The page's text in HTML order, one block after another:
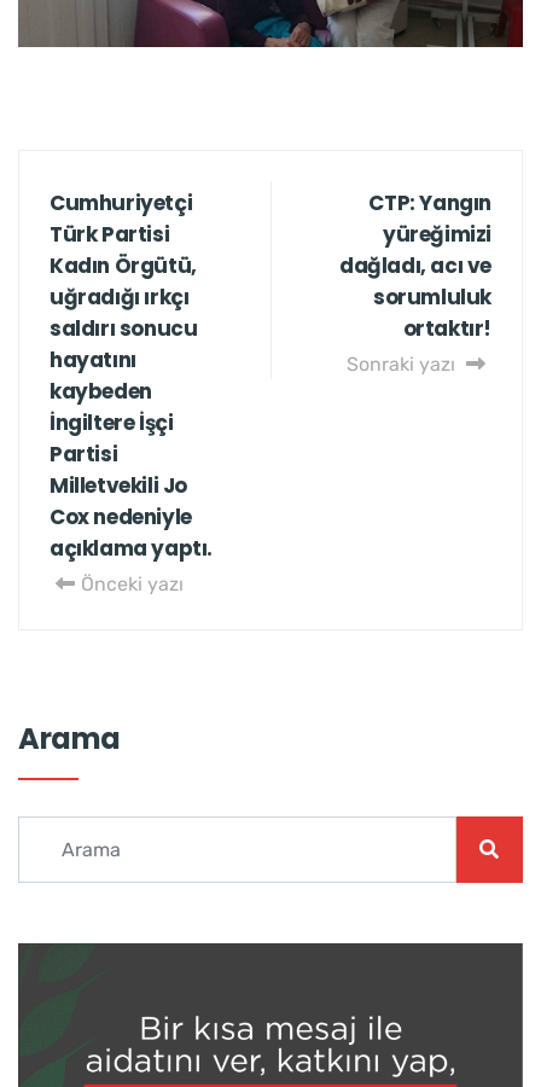
Cumhuriyetçi
Türk Partisi
Kadın Örgütü,
uğradığı ırkçı
saldırı sonucu
hayatını
kaybeden
İngiltere İşçi
Partisi
Milletvekili Jo
Cox nedeniyle
açıklama yaptı.
Önceki yazı
CTP: Yangın
yüreğimizi
dağladı, acı ve
sorumluluk
ortaktır!
Sonraki yazı
Arama